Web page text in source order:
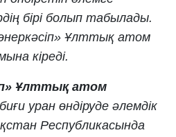
бірі болып табылады.
Ұлттық атом
кіреді.
Ұлттық атом
уран өндіруде әлемдік
Республикасында